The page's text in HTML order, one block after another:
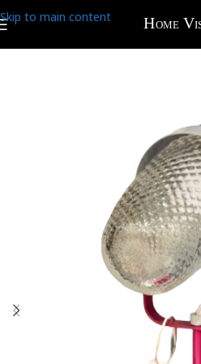
Skip to main content